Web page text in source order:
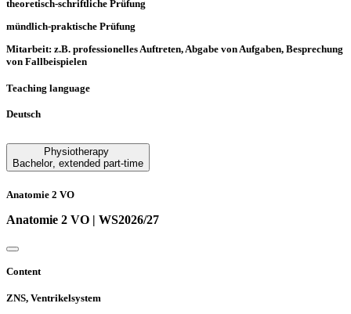
theoretisch-schriftliche Prüfung
mündlich-praktische Prüfung
Mitarbeit: z.B. professionelles Auftreten, Abgabe von Aufgaben, Besprechung
von Fallbeispielen
Teaching language
Deutsch
Physiotherapy
Bachelor, extended part-time
Anatomie 2 VO
Anatomie 2 VO | WS2026/27
Content
ZNS, Ventrikelsystem